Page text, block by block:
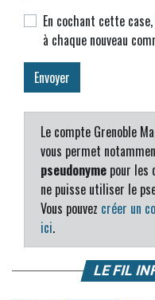
En cochant cette
à chaque nouveau
Le compte Grenoble
vous permet
pseudonyme pour les
ne puisse utiliser le
Vous pouvez créer un
ici.
LE FIL